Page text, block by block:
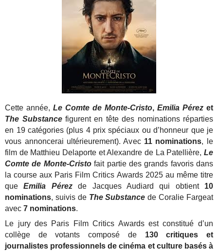
Cette année,Le Comte de Monte-Cristo, Emilia Pérezet
The Substance figurent en tête des nominations réparties
en 19 catégories (plus 4 prix spéciaux ou d’honneur que je
vous annoncerai ultérieurement). Avec 11 nominations, le
film de Matthieu Delaporte et Alexandre de La Patellière, Le
Comte de Monte-Cristofait partie des grands favoris dans
la course aux Paris Film Critics Awards 2025 au même titre
queEmilia Pérezde Jacques Audiard qui obtient 10
nominations, suivis de The Substance de Coralie Fargeat
avec 7 nominations.
Le jury des Paris Film Critics Awards est constitué d’un
collège de votants composé de 130 critiques et
journalistes professionnels de cinéma et culture basés à